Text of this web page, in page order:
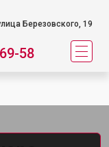
Березовского, 19
58